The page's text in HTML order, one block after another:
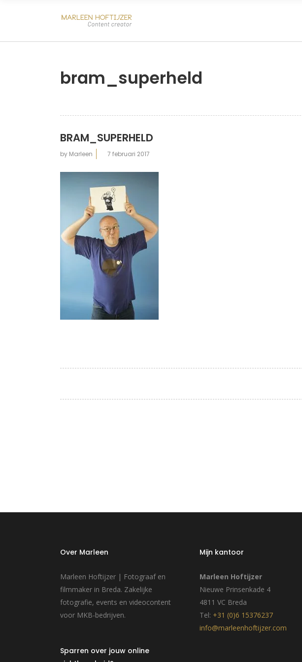
bram_superheld
BRAM_SUPERHELD
by Marleen 7 februari 2017
Over Marleen
Marleen Hoftijzer | Fotograaf en
filmmaker in Breda. Zakelijke
fotografie, events en videocontent
voor MKB-bedrijven.
Sparren over jouw online
Mijn kantoor
Marleen Hoftijzer
Nieuwe Prinsenkade 4
4811 VC Breda
Tel: +31 (0)6 15376237
info@marleenhoftijzer.com